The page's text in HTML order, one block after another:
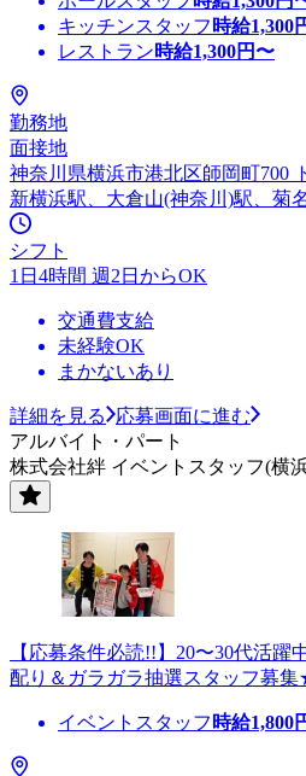
キッチンスタッフ 時給1,300
レストラン時給1,300円〜
勤務地
面接地
神奈川県横浜市港北区師岡町700
新横浜駅、大倉山(神奈川)駅、菊
シフト
1日4時間 週2日からOK
交通費支給
未経験OK
まかないあり
詳細を見る
応募画面に進む
アルバイト・パート
株式会社絆 イベントスタッフ(横
【応募条件必読!!】20〜30代活躍
配り＆ガラガラ抽選スタッフ募
イベントスタッフ 時給1,800